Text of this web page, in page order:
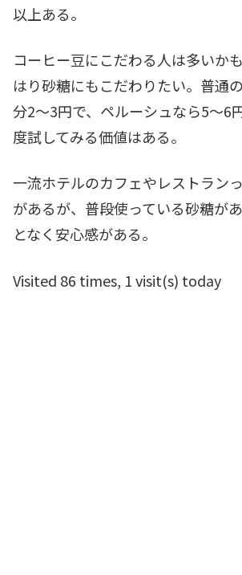
以上ある。
コーヒー豆にこだわる人は多いか
はり砂糖にもこだわりたい。普通
分2～3円で、ペルーシュなら5～6
度試してみる価値はある。
一流ホテルのカフェやレストラン
があるが、普段使っている砂糖が
となく安心感がある。
Visited 86 times, 1 visit(s) today